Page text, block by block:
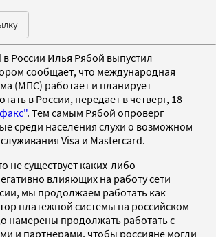
в России Илья Рябой выпустил
сообщает, что международная
(МПС) работает и планирует
в России, передает в четверг, 18
. Тем самым Рябой опроверг
среди населения слухи о возможном
Visa и Mastercard.
не существует каких-либо
влияющих на работу сети
мы продолжаем работать как
платежной системы на российском
намерены продолжать работать с
и партнерами, чтобы россияне могли